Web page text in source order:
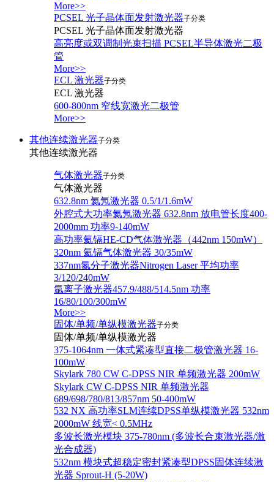
More>>
PCSEL 光子晶体面发射激光器子分类
PCSEL 光子晶体面发射激光器
高亮度或双调制光束扫描 PCSEL半导体激光二极
管
More>>
ECL 激光器子分类
ECL 激光器
600-800nm 窄线宽激光二极管
More>>
其他连续激光器子分类
其他连续激光器
气体激光器子分类
气体激光器
632.8nm 氦氖激光器 0.5/1/1.6mW
外腔式大功率氦氖激光器 632.8nm 放电管长度400-
2000mm 功率9-140mW
高功率氦镉HE-CD气体激光器（442nm 150mW）
320nm 氦镉气体激光器 30/35mW
337nm氮分子激光器Nitrogen Laser 平均功率
3/120/240mW
氩离子激光器457.9/488/514.5nm 功率
16/80/100/300mW
More>>
固体/单频/单纵模激光器子分类
固体/单频/单纵模激光器
375-1064nm 一体式紧凑型直接二极管激光器 16-
100mW
Skylark 780 CW C-DPSS NIR 单频激光器 200mW
Skylark CW C-DPSS NIR 单频激光器
689/698/780/813/857nm 50-400mW
532 NX 高功率SLM连续DPSS单纵模激光器 532nm
2000mW 线宽< 0.5MHz
多波长激光模块 375-780nm (多波长合束激光器/激
光合成器)
532nm 模块式超稳定密封紧凑型DPSS固体连续激
光器 Sprout-H (5-20W)